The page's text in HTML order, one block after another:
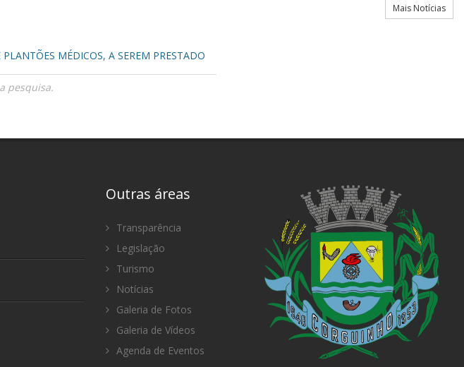
MÉDICOS, A SEREM PRESTADO
pesquisa.
Mais Notícias
Outras áreas
Transparência
Legislação
Turismo
Notícias
Galeria de Fotos
Galeria de Vídeos
Agenda de Eventos